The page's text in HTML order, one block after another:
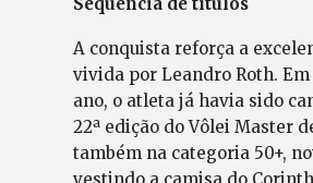
A conquista reforça a
vivida por Leandro Roth.
ano, o atleta já havia sido
22ª edição do Vôlei Master
também na categoria 50+,